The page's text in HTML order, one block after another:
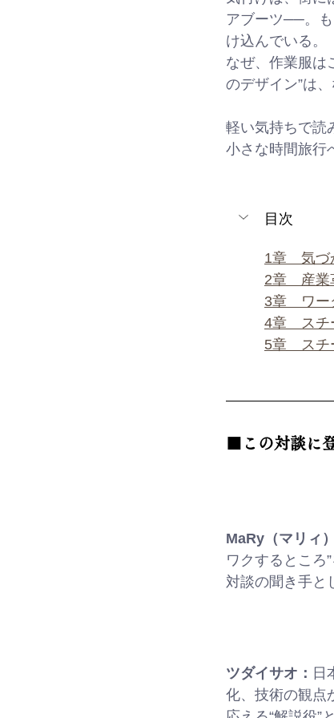
アブーツ──。も
け込んでいる。
なぜ、作業服は
のデザイン”は
軽い気持ちで読
小さな時間旅行
目次
1章　気
2章　産業
3章　ワー
4章　スチ
5章　ス
■この対談に
MaRy（マリィ
ワクするところ
対談の聞き手と
ツダイサオ： 日
化、技術の観点